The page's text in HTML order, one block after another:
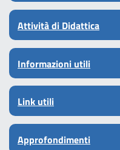
Attività di Didattica
Informazioni utili
Link utili
Approfondimenti